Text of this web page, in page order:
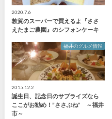
2020.7.6
敦賀のスーパーで買えるよ『ささ
えたまご農園』のシフォンケーキ
福井のグルメ情報
2015.12.2
誕生日、記念日のサプライズなら
ここがお勧め！”ささぶね” ～福井
市～